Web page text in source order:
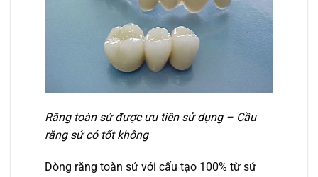
Răng toàn sứ được ưu tiên sử dụng – Cầu
răng sứ có tốt không
Dòng răng toàn sứ với cấu tạo 100% từ sứ